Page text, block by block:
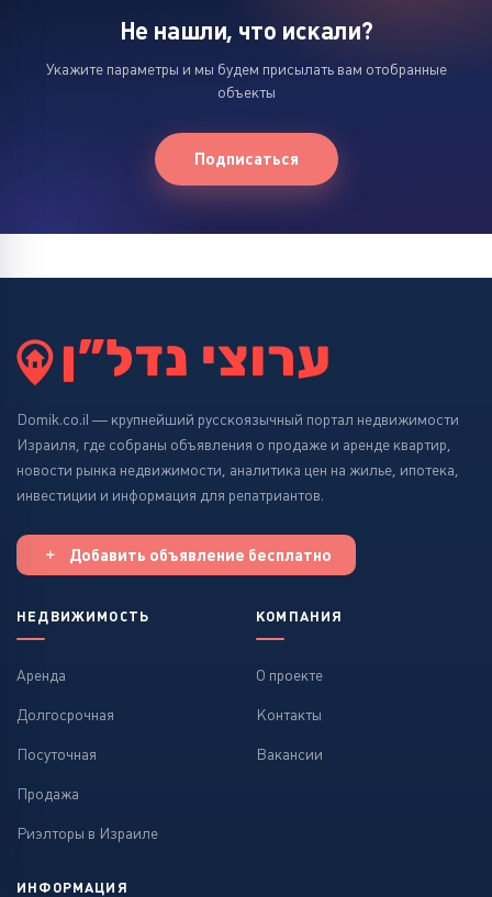
Не нашли, что искали?
Укажите параметры и мы будем присылать вам отобранные
объекты
Подписаться
Domik.co.il — крупнейший русскоязычный портал недвижимости
Израиля, где собраны объявления о продаже и аренде квартир,
новости рынка недвижимости, аналитика цен на жилье, ипотека,
инвестиции и информация для репатриантов.
Добавить объявление бесплатно
НЕДВИЖИМОСТЬ
Аренда
Долгосрочная
Посуточная
Продажа
Риэлторы в Израиле
КОМПАНИЯ
О проекте
Контакты
Вакансии
ИНФОРМАЦИЯ